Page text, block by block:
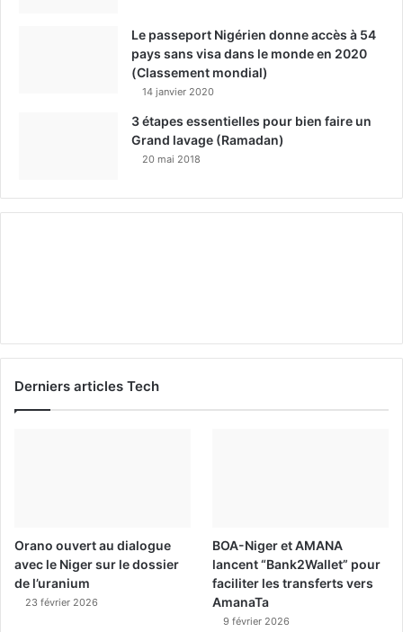
Le passeport Nigérien donne accès à 54
pays sans visa dans le monde en 2020
(Classement mondial)
14 janvier 2020
3 étapes essentielles pour bien faire un
Grand lavage (Ramadan)
20 mai 2018
Derniers articles Tech
Orano ouvert au dialogue
avec le Niger sur le dossier
de l’uranium
23 février 2026
BOA-Niger et AMANA
lancent “Bank2Wallet” pour
faciliter les transferts vers
AmanaTa
9 février 2026